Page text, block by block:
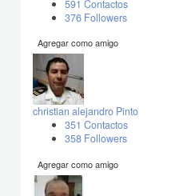
591 Contactos
376 Followers
Agregar como amigo
christian alejandro Pinto
351 Contactos
358 Followers
Agregar como amigo